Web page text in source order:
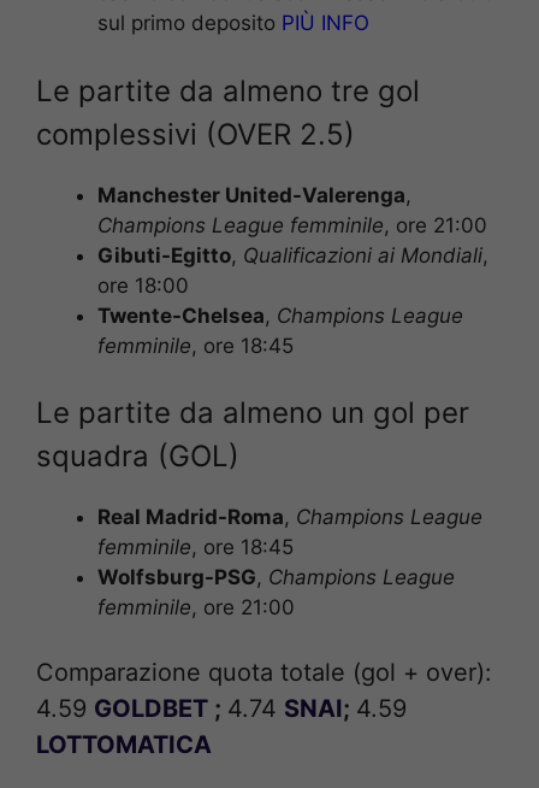
sul primo deposito PIÙ INFO
Le partite da almeno tre gol
complessivi (OVER 2.5)
Manchester United-Valerenga,
Champions League femminile, ore 21:00
Gibuti-Egitto, Qualificazioni ai Mondiali,
ore 18:00
Twente-Chelsea, Champions League
femminile, ore 18:45
Le partite da almeno un gol per
squadra (GOL)
Real Madrid-Roma, Champions League
femminile, ore 18:45
Wolfsburg-PSG, Champions League
femminile, ore 21:00
Comparazione quota totale (gol + over):
4.59 GOLDBET ; 4.74 SNAI; 4.59
LOTTOMATICA